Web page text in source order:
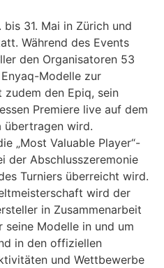
31. Mai in Zürich und
Während des Events
den Organisatoren 53
Modelle zur
den Epiq, sein
Premiere live auf dem
übertragen wird.
„Most Valuable Player“-
der Abschlusszeremonie
Turniers überreicht wird.
wird der
in Zusammenarbeit
Modelle in und um
in den offiziellen
und Wettbewerbe